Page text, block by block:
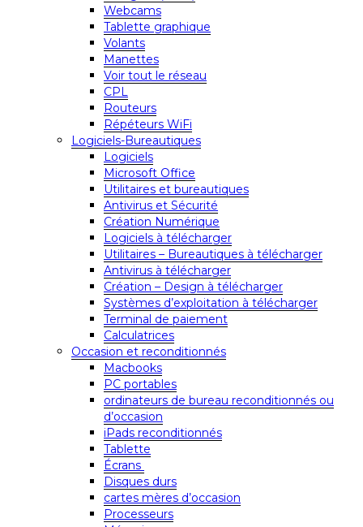
Webcams
Tablette graphique
Volants
Manettes
Voir tout le réseau
CPL
Routeurs
Répéteurs WiFi
Logiciels-Bureautiques
Logiciels
Microsoft Office
Utilitaires et bureautiques
Antivirus et Sécurité
Création Numérique
Logiciels à télécharger
Utilitaires – Bureautiques à télécharger
Antivirus à télécharger
Création – Design à télécharger
Systèmes d’exploitation à télécharger
Terminal de paiement
Calculatrices
Occasion et reconditionnés
Macbooks
PC portables
ordinateurs de bureau reconditionnés ou
d’occasion
iPads reconditionnés
Tablette
Écrans
Disques durs
cartes mères d’occasion
Processeurs